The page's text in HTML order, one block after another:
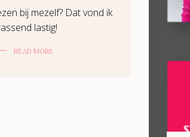
bij mezelf? Dat vond ik
lastig!
READ MORE